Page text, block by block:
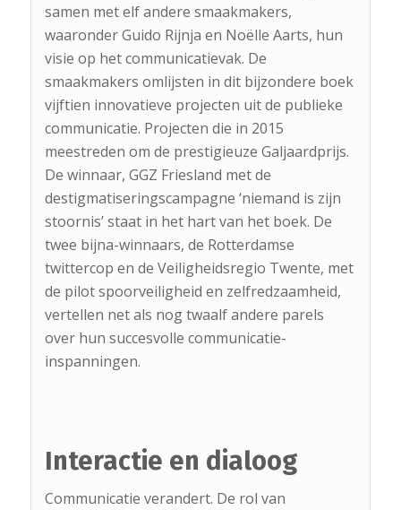
samen met elf andere smaakmakers,
waaronder Guido Rijnja en Noëlle Aarts, hun
visie op het communicatievak. De
smaakmakers omlijsten in dit bijzondere boek
vijftien innovatieve projecten uit de publieke
communicatie. Projecten die in 2015
meestreden om de prestigieuze Galjaardprijs.
De winnaar, GGZ Friesland met de
destigmatiseringscampagne ‘niemand is zijn
stoornis’ staat in het hart van het boek. De
twee bijna-winnaars, de Rotterdamse
twittercop en de Veiligheidsregio Twente, met
de pilot spoorveiligheid en zelfredzaamheid,
vertellen net als nog twaalf andere parels
over hun succesvolle communicatie-
inspanningen.
Interactie en dialoog
Communicatie verandert. De rol van